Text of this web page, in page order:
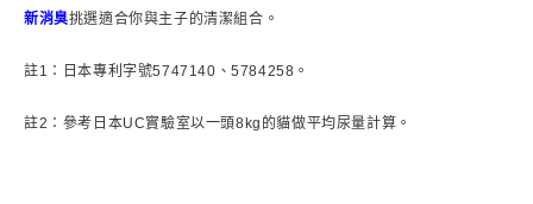
新消臭挑選適合你與主子的清潔組合。
註1：日本專利字號5747140、5784258。
註2：參考日本UC實驗室以一頭8kg的貓做平均尿量計算。